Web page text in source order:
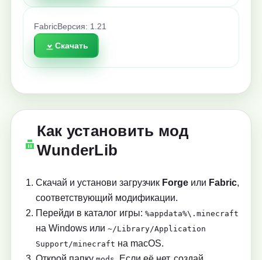
FabricВерсия: 1.21
Скачать
Как установить мод
WunderLib
Скачай и установи загрузчик Forge или Fabric,
соответствующий модификации.
Перейди в каталог игры: %appdata%\.minecraft
на Windows или ~/Library/Application
Support/minecraft на macOS.